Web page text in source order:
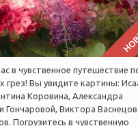
в чувственное путешествие
грез! Вы увидите картины:
Коровина, Александра
Гончаровой, Виктора
Погрузитесь в чувственную